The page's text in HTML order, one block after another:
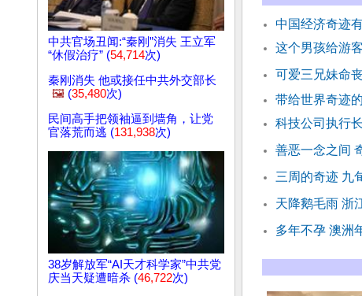
中共官场丑闻:“秦刚”消失 王立军
“休假治疗” (54,714次)
秦刚消失 他或接任中共外交部长
🖼️ (35,480次)
民间高手把领袖逼到墙角，让党
官落荒而逃 (131,938次)
38岁解放军“AI天才科学家”中共党
庆当天疑遭暗杀 (46,722次)
中国经济奇迹
这个男孩给游
可爱三兄妹命
带给世界奇迹
科技公司执行
善恶一念之间
三周的奇迹 九
天降鹅毛雨 浙
多年不孕 澳洲